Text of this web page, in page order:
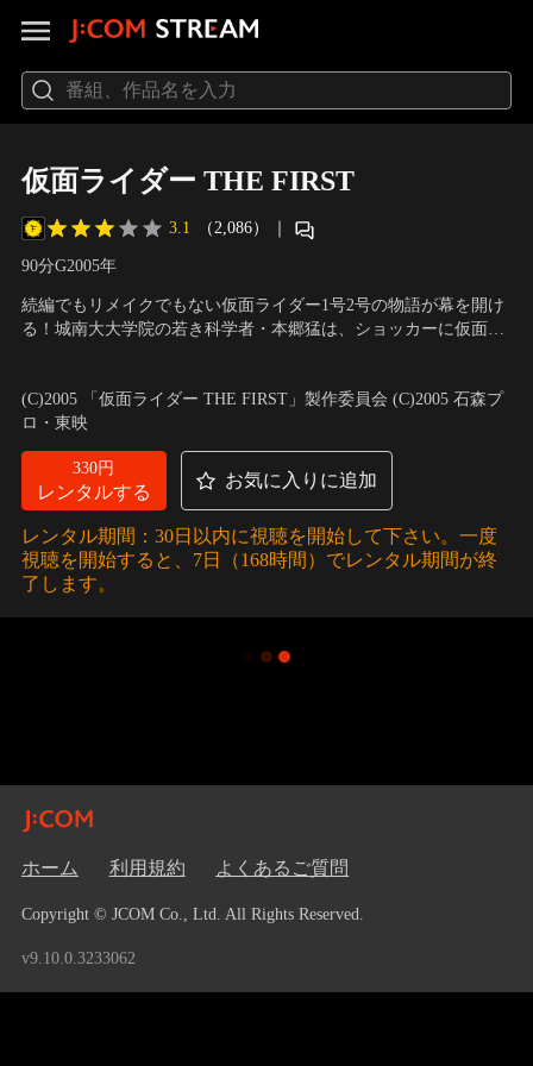
仮面ライダー THE FIRST
3.1 （2,086） ｜
90分G2005年
続編でもリメイクでもない仮面ライダー1号2号の物語が幕を開け
る！城南大大学院の若き科学者・本郷猛は、ショッカーに仮面ラ
として彼の抹殺を目論み…。
(C)2005 「仮面ライダー THE FIRST」製作委員会 (C)2005 石森プ
ロ・東映
330円
レンタルする
お気に入りに追加
レンタル期間：30日以内に視聴を開始して下さい。一度
視聴を開始すると、7日（168時間）でレンタル期間が終
了します。
ホーム 利用規約 よくあるご質問
Copyright © JCOM Co., Ltd. All Rights Reserved.
v9.10.0.3233062